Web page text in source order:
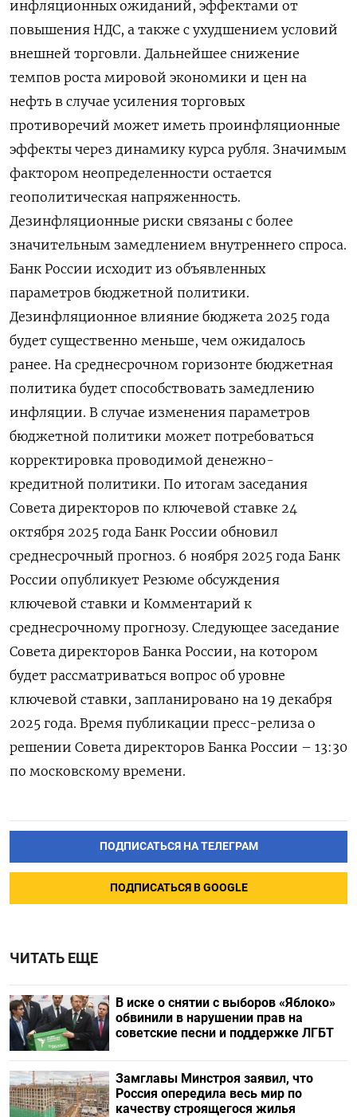
инфляционных ожиданий, эффектами от
повышения НДС, а также с ухудшением условий
внешней торговли. Дальнейшее снижение
темпов роста мировой экономики и цен на
нефть в случае усиления торговых
противоречий может иметь проинфляционные
эффекты через динамику курса рубля. Значимым
фактором неопределенности остается
геополитическая напряженность.
Дезинфляционные риски связаны с более
значительным замедлением внутреннего спроса.
Банк России исходит из объявленных
параметров бюджетной политики.
Дезинфляционное влияние бюджета 2025 года
будет существенно меньше, чем ожидалось
ранее. На среднесрочном горизонте бюджетная
политика будет способствовать замедлению
инфляции. В случае изменения параметров
бюджетной политики может потребоваться
корректировка проводимой денежно-
кредитной политики. По итогам заседания
Совета директоров по ключевой ставке 24
октября 2025 года Банк России обновил
среднесрочный прогноз. 6 ноября 2025 года Банк
России опубликует Резюме обсуждения
ключевой ставки и Комментарий к
среднесрочному прогнозу. Следующее заседание
Совета директоров Банка России, на котором
будет рассматриваться вопрос об уровне
ключевой ставки, запланировано на 19 декабря
2025 года. Время публикации пресс-релиза о
решении Совета директоров Банка России – 13:30
по московскому времени.
ПОДПИСАТЬСЯ НА ТЕЛЕГРАМ
ПОДПИСАТЬСЯ В GOOGLE
ЧИТАТЬ ЕЩЕ
В иске о снятии с выборов «Яблоко»
обвинили в нарушении прав на
советские песни и поддержке ЛГБТ
Замглавы Минстроя заявил, что
Россия опередила весь мир по
качеству строящегося жилья